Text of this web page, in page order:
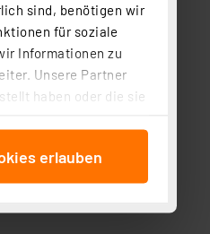
sind, benötigen wir
für soziale
Informationen zu
Unsere Partner
haben oder die sie
(Art. 6
durch Klick auf den
Einstellungen“
erlauben